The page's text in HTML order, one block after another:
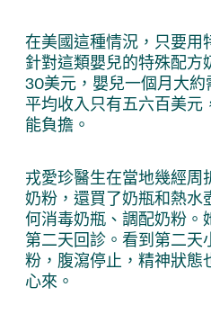
在美國這種情況，只要用
針對這類嬰兒的特殊配方
30美元，嬰兒一個月大約
平均收入只有五六百美元
能負擔。
戎愛珍醫生在當地幾經周
奶粉，還買了奶瓶和熱水
何消毒奶瓶、調配奶粉。
第二天回診。看到第二天
粉，腹瀉停止，精神狀態
心來。